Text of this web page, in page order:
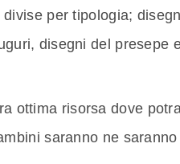
per tipologia;
disegni del presepe
ottima risorsa dove
saranno ne